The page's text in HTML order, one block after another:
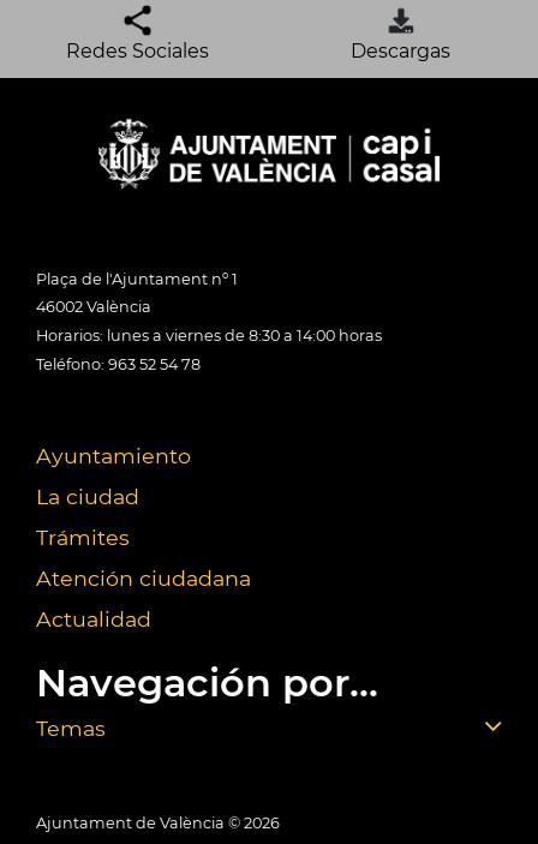
Redes Sociales Descargas
Plaça de l'Ajuntament nº 1
46002 València
Horarios: lunes a viernes de 8:30 a 14:00 horas
Teléfono: 963 52 54 78
Ayuntamiento
La ciudad
Trámites
Atención ciudadana
Actualidad
Navegación por...
Temas
Ajuntament de València © 2026